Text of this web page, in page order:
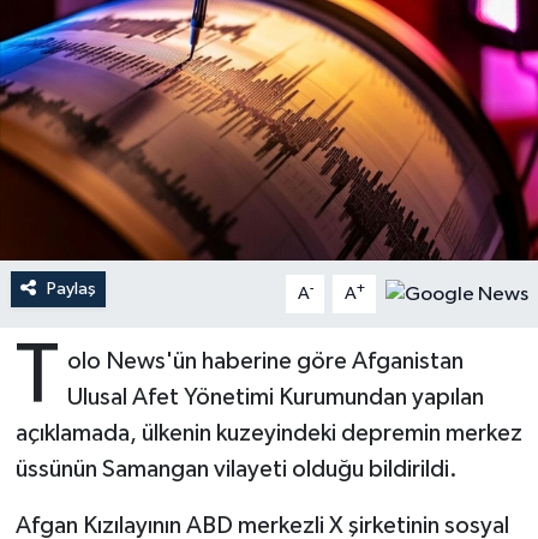
Paylaş A- A+
T olo News'ün haberine göre Afganistan
Ulusal Afet Yönetimi Kurumundan yapılan
açıklamada, ülkenin kuzeyindeki depremin merkez
üssünün Samangan vilayeti olduğu bildirildi.
Afgan Kızılayının ABD merkezli X şirketinin sosyal
Ardahan Müftülüğü
Artvin Müftülüğü
Aydın Müftülüğü
Balıkesir Müftülüğü
Bartın Müftülüğü
Bayburt Müftülüğü
Bilecik Müftülüğü
Bingöl Müftülüğü
Kudüs
Kurban
Mukabele
Peygamberimizin Hayatı
Ramazan
Zekat
Hutbeler
DİYANET AKADEMİ
DİYANET GENÇLİK
DİYANET RADYO/TV
DEPREM
Eğitim
Kültür-Sanat
Aile